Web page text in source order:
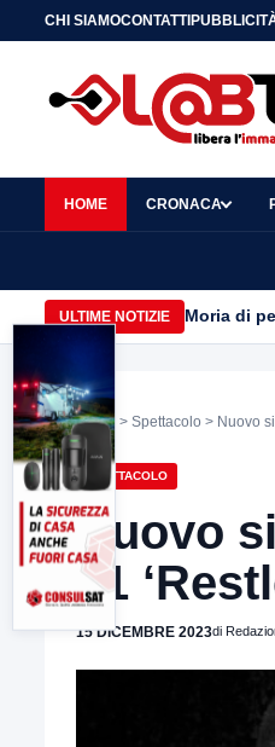
CHI SIAMOCONTATTI
HOME CRONACA
ULTIME NOTIZIE Moria di
Home > Spettacolo > Nuovo
SPETTACOLO
Nuovo
31
15 DICEMBRE 2023di